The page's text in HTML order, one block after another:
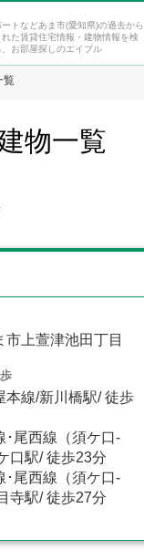
トなどあま市(愛知県)の過去から
た賃貸住宅情報・建物情報を検
お部屋探しのエイブル
覧
物一覧
市上萱津池田丁目
本線/新川橋駅/ 徒歩
･尾西線（須ケ口-
口駅/ 徒歩23分
･尾西線（須ケ口-
寺駅/ 徒歩27分